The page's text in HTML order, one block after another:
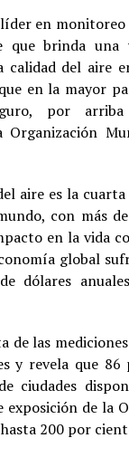
en
que brinda una
calidad del aire
en la mayor
por
Organización
aire es la cuarta
con más
en la vida
global
dólares
de las
y revela que
ciudades
exposición de la
200 por